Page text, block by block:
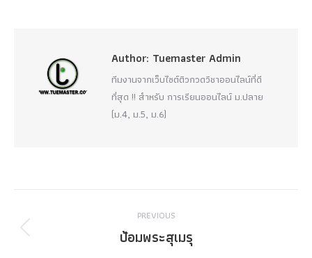
Author: Tuemaster Admin
ทีมงานจากเว็บไซต์ติวกวดวิชาออนไลน์ที่ดี
ที่สุด !! สำหรับ การเรียนออนไลน์ ม.ปลาย
(ม.4, ม.5, ม.6)
navigation
PREVIOUS
Previous
ป้อมพระสุเมรุ